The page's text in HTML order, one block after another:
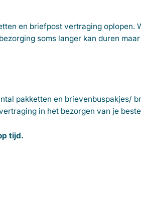
en briefpost vertraging oplopen.
soms langer kan duren
pakketten en brievenbuspakjes/
in het bezorgen van je
tijd.